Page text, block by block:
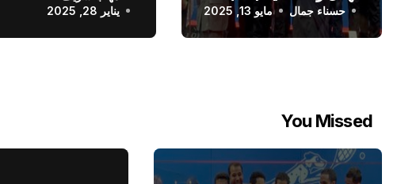
الدوري السعودي
حسناء جمال مايو 13, 2025
يناير 28, 2025
You Missed